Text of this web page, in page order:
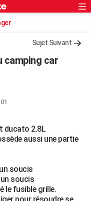
Sujet Suivant
camping car
ducato 2.8L
aussi une partie
soucis
soucis
le fusible grille.